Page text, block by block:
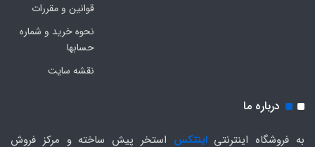
قوانین و مقررات
نحوه خرید و شماره
حسابها
نقشه سایت
درباره ما
به فروشگاه اینترنتیاینتکس استخر پیش ساخته و مرکز فروش